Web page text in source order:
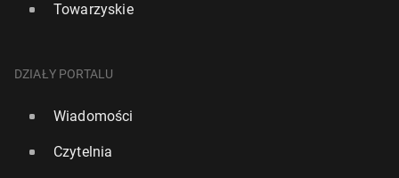
Towarzyskie
DZIAŁY PORTALU
Wiadomości
Czytelnia